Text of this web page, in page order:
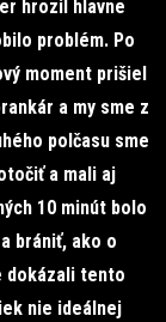
hrozil hlavne
problém. Po
moment prišiel
a my sme z
polčasu sme
a mali aj
10 minút bolo
brániť, ako o
dokázali tento
nie ideálnej